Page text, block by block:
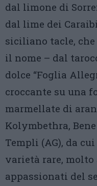
dal limone di
dal lime dei
siciliano tacle, che
il nome – dal
dolce “Foglia
croccante su una
marmellate di
Kolymbethra,
Templi (AG), da
varietà rare,
appassionati del